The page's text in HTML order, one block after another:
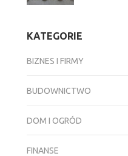
KATEGORIE
BIZNES I FIRMY
BUDOWNICTWO
DOM I OGRÓD
FINANSE